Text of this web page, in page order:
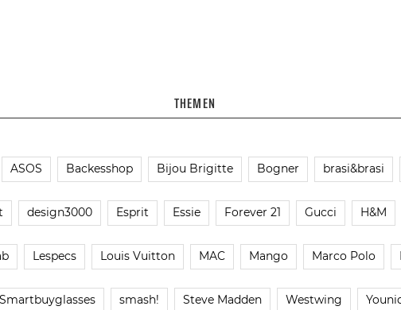
THEMEN
ASOS Backesshop Bijou Brigitte Bogner brasi&brasi
design3000 Esprit Essie Forever 21 Gucci H&M
Lespecs Louis Vuitton MAC Mango Marco Polo
Smartbuyglasses smash! Steve Madden Westwing